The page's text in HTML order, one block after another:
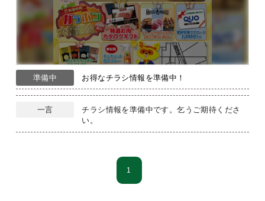
準備中 お得なチラシ情報を準備中！
一言
チラシ情報を準備中です。乞うご期待くださ
い。
1